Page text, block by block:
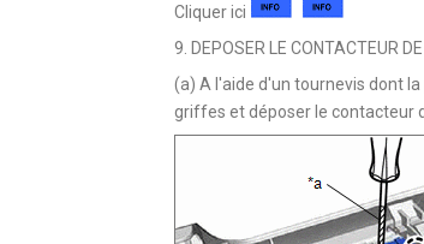
Cliquer ici
9. DEPOSER LE CONTACTEUR
(a) A l'aide d'un tournevis dont
griffes et déposer le contacteur